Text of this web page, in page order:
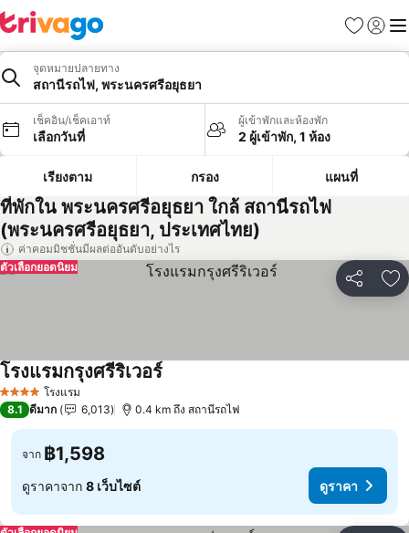
รายการโป
เข้าสู่ร
เมนู
จุดหมายปลายทาง
สถานีรถไฟ, พระนครศรีอยุธยา
เช็คอิน/เช็คเอาท์
เลือกวันที่
ผู้เข้าพักและห้องพัก
2 ผู้เข้าพัก, 1 ห้อง
เรียงตาม กรอง แผนที่
ที่พักใน พระนครศรีอยุธยา ใกล้ สถานีรถไฟ
(พระนครศรีอยุธยา, ประเทศไทย)
ค่าคอมมิชชั่นมีผลต่ออันดับอย่างไร
แชร์ เ
ตัวเลือกยอดนิยม
4 ดาว โรงแรม
โรงแรมกรุงศรีริเวอร์
8.1 ดีมาก 6,013 0.4 km ถึง สถานีรถไฟ
จาก ฿1,598
ดูราคาจาก 8 เว็บไซต์ ดูราคา